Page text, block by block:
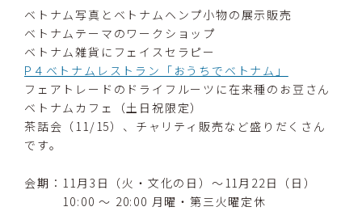
ベトナム写真とベトナムヘンプ小物の展示販売
ベトナムテーマのワークショップ
ベトナム雑貨にフェイスセラピー
P４ベトナムレストラン「おうちでベトナム」
フェアトレードのドライフルーツに在来種のお豆さん
ベトナムカフェ（土日祝限定）
茶話会（11/15）、チャリティ販売など盛りだくさん
です。
会期：11月3日（火・文化の日）～11月22日（日）
10:00 ～ 20:00 月曜・第三火曜定休